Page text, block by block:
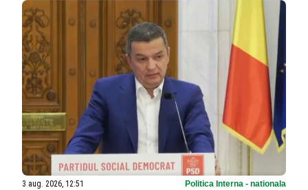
3 aug. 2026, 12:51 Politica Interna - nationala